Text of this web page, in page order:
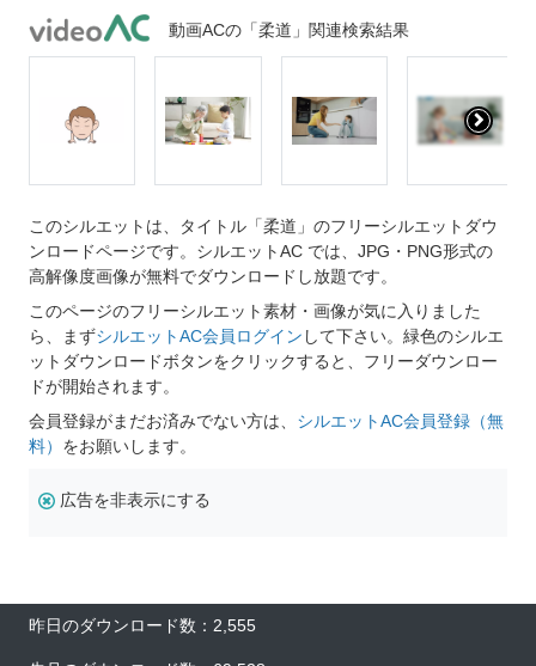
動画ACの「柔道」関連検索結果
このシルエットは、タイトル「柔道」のフリーシルエットダウ
ンロードページです。シルエットAC では、JPG・PNG形式の
高解像度画像が無料でダウンロードし放題です。
このページのフリーシルエット素材・画像が気に入りました
ら、まずシルエットAC会員ログイン して下さい。緑色のシルエ
ットダウンロードボタンをクリックすると、フリーダウンロー
ドが開始されます。
会員登録がまだお済みでない方は、 シルエットAC会員登録（無
料） をお願いします。
広告を非表示にする
昨日のダウンロード数：2,555